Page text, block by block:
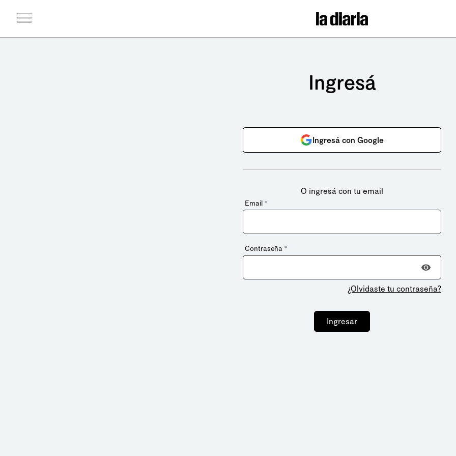
Ingresá
Ingresá con Google
O ingresá con tu email
Email *
Contraseña *
¿Olvidaste tu contraseña?
Ingresar